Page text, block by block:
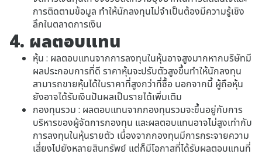
การติดตามข้อมูล ทำให้นักลงทุนไม่จำเป็นต้องมีความรู้เชิง
ลึกในตลาดการเงิน
4. ผลตอบแทน
หุ้น : ผลตอบแทนจากการลงทุนในหุ้นอาจสูงมากหากบริษัทมี
ผลประกอบการที่ดี ราคาหุ้นจะปรับตัวสูงขึ้นทำให้นักลงทุน
สามารถขายหุ้นได้ในราคาที่สูงกว่าที่ซื้อ นอกจากนี้ ผู้ถือหุ้น
ยังอาจได้รับเงินปันผลเป็นรายได้เพิ่มเติม
กองทุนรวม : ผลตอบแทนจากกองทุนรวมจะขึ้นอยู่กับการ
บริหารของผู้จัดการกองทุน และผลตอบแทนอาจไม่สูงเท่ากับ
การลงทุนในหุ้นรายตัว เนื่องจากกองทุนมีการกระจายความ
เสี่ยงไปยังหลายสินทรัพย์ แต่ก็มีโอกาสที่ได้รับผลตอบแทนที่